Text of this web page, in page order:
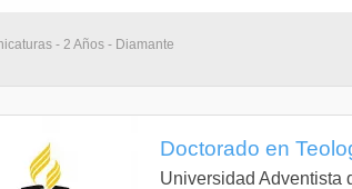
- 2 Años - Diamante
Doctorado en
Universidad Adventista